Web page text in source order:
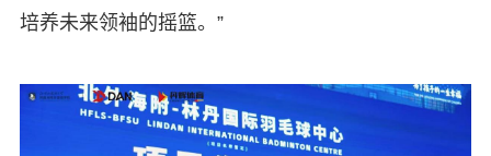
培养未来领袖的摇篮。”